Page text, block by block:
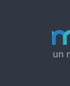
un